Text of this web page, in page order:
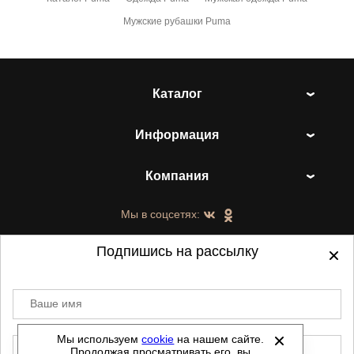
Мужские рубашки Puma
Каталог
Информация
Компания
Мы в соцсетях:
©2021-2026 - ShoesTown.ru - все права
защищены.
Мы используемcookie на нашем сайте.
Подпишись на рассылку
Ваше имя